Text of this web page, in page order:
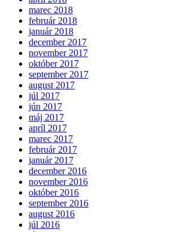
marec 2018
február 2018
január 2018
december 2017
november 2017
október 2017
september 2017
august 2017
júl 2017
jún 2017
máj 2017
apríl 2017
marec 2017
február 2017
január 2017
december 2016
november 2016
október 2016
september 2016
august 2016
júl 2016